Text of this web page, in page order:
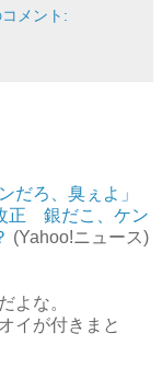
メント:
だろ、臭ぇよ」
正 銀だこ、ケン
(Yahoo!ニュース)
よな。
イが付きまと